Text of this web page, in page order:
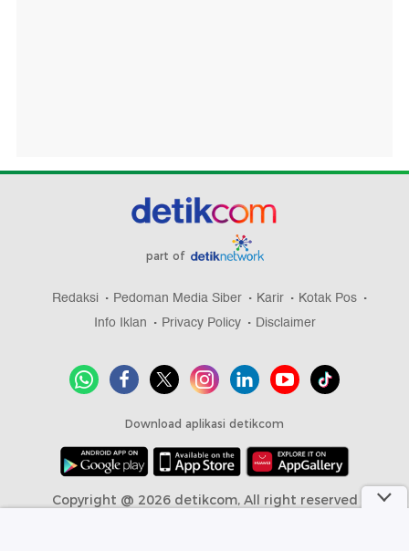
part of
Redaksi Pedoman Media Siber Karir
Kotak Pos
Info Iklan
Privacy Policy Disclaimer
Download aplikasi detikcom
Copyright @ 2026 detikcom, All right reserved